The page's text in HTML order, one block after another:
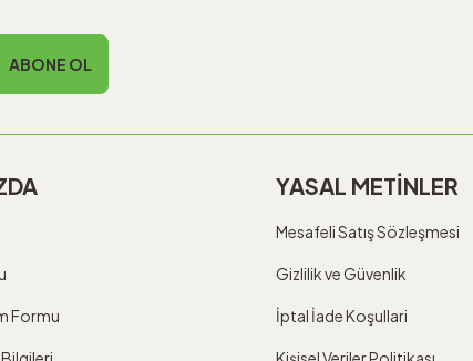
ABONE OL
Formu
YASAL METİNLER
Mesafeli Satış Sözleşmesi
Gizlilik ve Güvenlik
İptal İade Koşullari